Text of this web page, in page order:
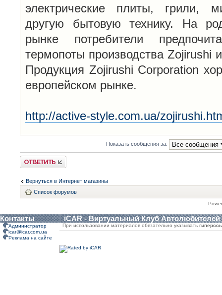
электрические плиты, грили,
другую бытовую технику. На
рынке потребители
термопоты производства
Продукция Zojirushi Corporation
европейском рынке.
http://active-style.com.ua/
Показать сообщения за:
Ответить
Вернуться в Интернет магазины
Список форумов
Контакты iCAR - Виртуальный Клуб Автолюбителей
Администратор
icar@icar.com.ua
Реклама на сайте
При использовании материалов обязательно указывать